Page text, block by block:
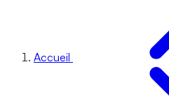
Accueil